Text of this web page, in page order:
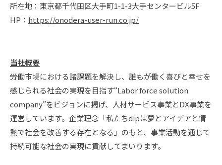
所在地：東京都千代田区大手町1-1-3大手センタービル5F
HP： https://onodera-user-run.co.jp/
当社概要
労働市場における諸課題を解決し、誰もが働く喜びと幸せを
感じられる社会の実現を目指す“Labor force solution
company”をビジョンに掲げ、人材サービス事業とDX事業を
運営しています。企業理念「私たちdipは夢とアイデアと情
熱で社会を改善する存在となる」のもと、事業活動を通じて
持続可能な社会の実現に貢献してまいります。